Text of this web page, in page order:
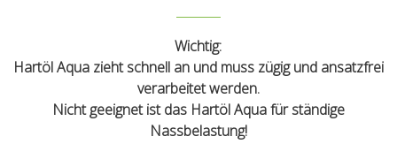
Wichtig:
Hartöl Aqua zieht schnell an und muss zügig und ansatzfrei
verarbeitet werden.
Nichtgeeignet ist das Hartöl Aqua für ständige
Nassbelastung!